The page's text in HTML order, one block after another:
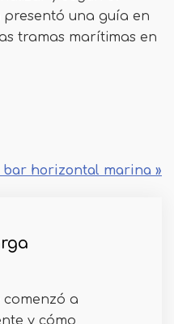
presentó una guía en
tramas marítimas en
bar horizontal marina »
comenzó a
y cómo